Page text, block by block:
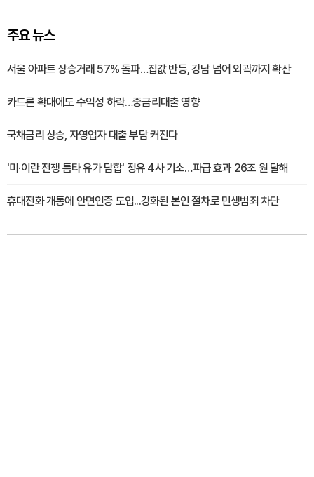
주요 뉴스
서울 아파트 상승거래 57% 돌파…집값 반등, 강남 넘어 외곽까지 확산
카드론 확대에도 수익성 하락…중금리대출 영향
국채금리 상승, 자영업자 대출 부담 커진다
'미·이란 전쟁 틈타 유가 담합' 정유 4사 기소…파급 효과 26조 원 달해
휴대전화 개통에 안면인증 도입...강화된 본인 절차로 민생범죄 차단